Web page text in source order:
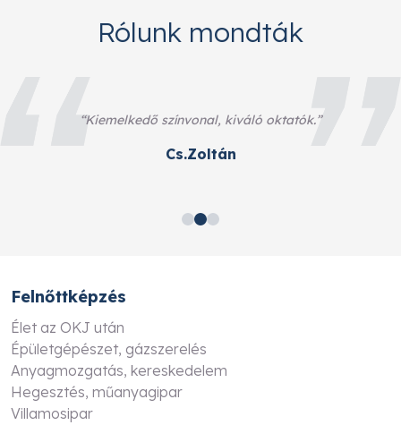
Rólunk mondták
“Kiemelkedő színvonal, kiváló oktatók.”
Cs.Zoltán
Felnőttképzés
Élet az OKJ után
Épületgépészet, gázszerelés
Anyagmozgatás, kereskedelem
Hegesztés, műanyagipar
Villamosipar